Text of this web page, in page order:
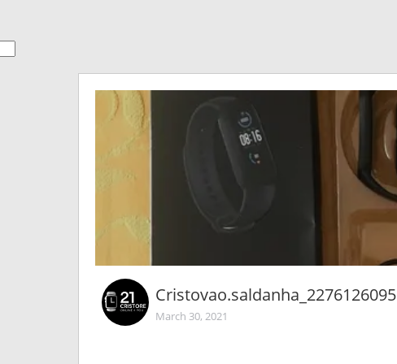
Cristovao.saldanha_2276126095
March 30, 2021